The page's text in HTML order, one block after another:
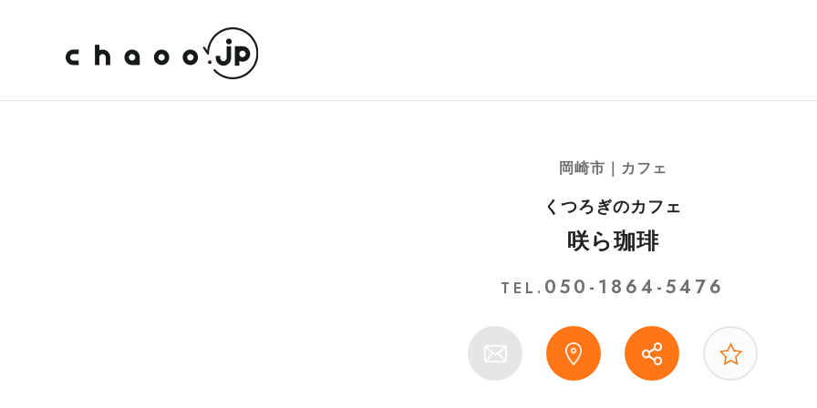
岡崎市｜カフェ
くつろぎのカフェ
咲ら珈琲
TEL. 050-1864-5476